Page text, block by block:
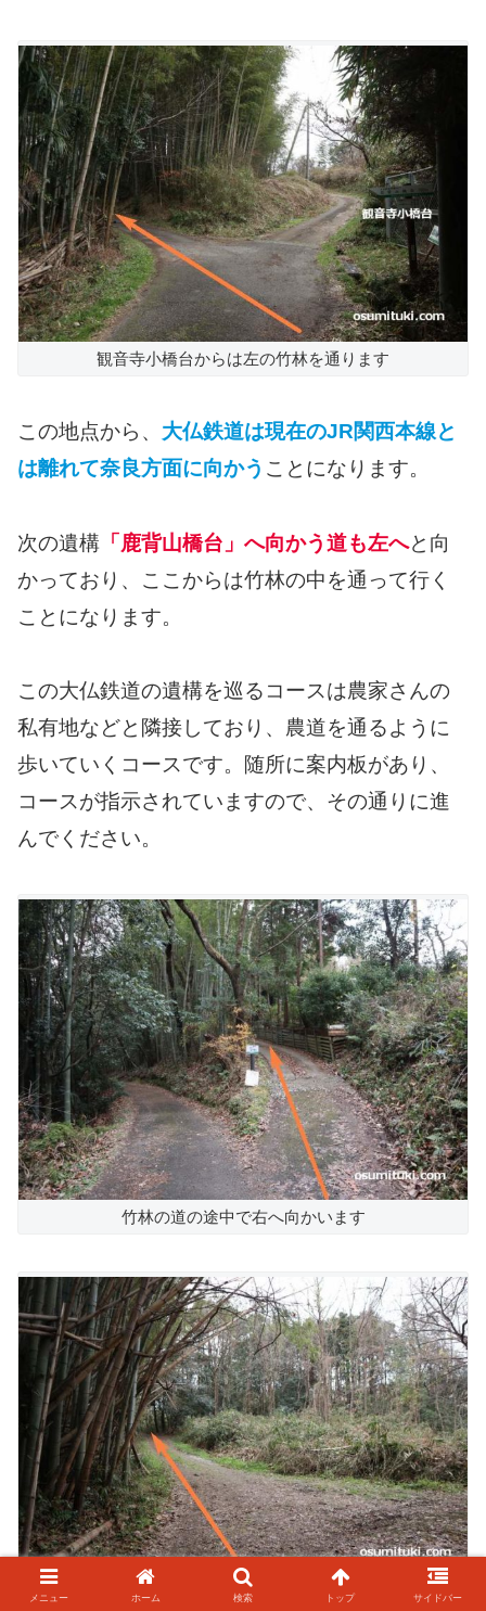
観音寺小橋台からは左の竹林を通ります
この地点から、 大仏鉄道は現在のJR関西本線と
は離れて奈良方面に向かう ことになります。
次の遺構 「鹿背山橋台」へ向かう道も左へと向
かっており、ここからは竹林の中を通って行く
ことになります。
この大仏鉄道の遺構を巡るコースは農家さんの
私有地などと隣接しており、農道を通るように
歩いていくコースです。随所に案内板があり、
コースが指示されていますので、その通りに進
んでください。
竹林の道の途中で右へ向かいます
ハイキングコースになっているので車では通れない細い道が
メニュー ホーム 検索 トップ サイドバー